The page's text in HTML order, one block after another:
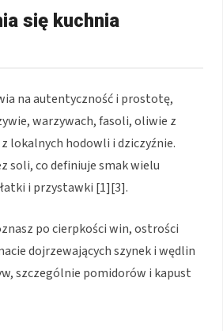
się kuchnia
na autentyczność i prostotę,
warzywach, fasoli, oliwie z
lokalnych hodowli i dziczyźnie.
soli, co definiuje smak wielu
i przystawki [1][3].
po cierpkości win, ostrości
dojrzewających szynek i wędlin
szczególnie pomidorów i kapust